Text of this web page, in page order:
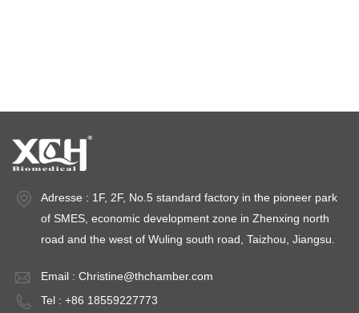
Adresse : 1F, 2F, No.5 standard factory in the pioneer park
of SMES, economic development zone in Zhenxing north
road and the west of Wuling south road, Taizhou, Jiangsu.
Email : Christine@thchamber.com
Tel : +86 18559227773